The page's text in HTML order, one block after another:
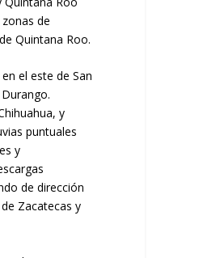
de
Quintana Roo.
el este de San
y
puntuales
y
de dirección
Zacatecas y